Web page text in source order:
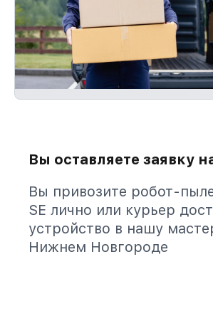
Вы оставляете заявку
Вы привозите робот-
SE лично или курьер
устройство в нашу
Нижнем Новгороде